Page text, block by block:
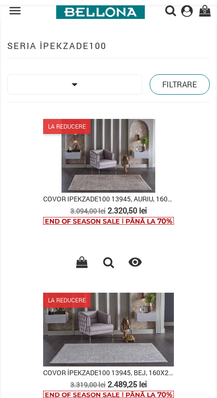
 0
SERIA İPEKZADE100
 FILTRARE
LA REDUCERE
COVOR IPEKZADE100 13945, AURIU, 160X230
Pret
de
3.094,00 lei Pret
2.320,50 lei

LA REDUCERE
COVOR İPEKZADE100 13945, BEJ, 160X230
Pret
de
3.319,00 lei Pret
2.489,25 lei